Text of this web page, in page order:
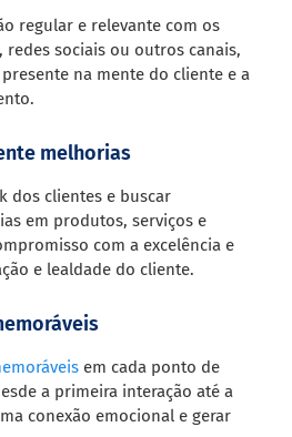
regular e relevante com os
sociais ou outros canais,
na mente do cliente e a
melhorias
dos clientes e buscar
em produtos, serviços e
com a excelência e
e lealdade do cliente.
em cada ponto de
a primeira interação até a
conexão emocional e gerar